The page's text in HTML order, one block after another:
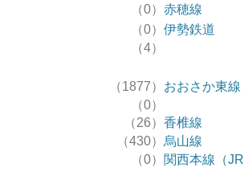
（0） 赤穂線
（0） 伊勢鉄道
（4）
（1877） おおさか東線
（0）
（26） 香椎線
（430） 烏山線
（0） 関西本線（JR